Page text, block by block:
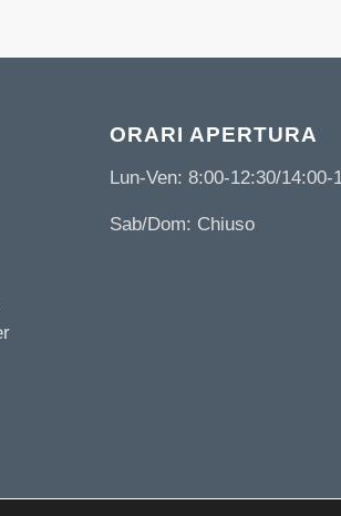
ORARI APERTURA
Lun-Ven: 8:00-12:30/14:00-
Sab/Dom: Chiuso